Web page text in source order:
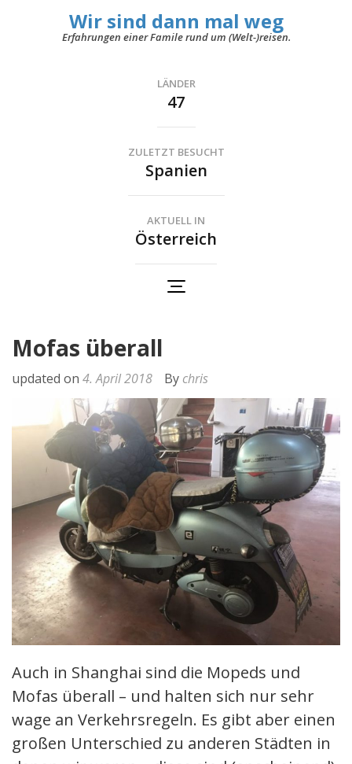
Wir sind dann mal weg
Erfahrungen einer Famile rund um (Welt-)reisen.
LÄNDER
47
ZULETZT BESUCHT
Spanien
AKTUELL IN
Österreich
Mofas überall
updated on 4. April 2018 By chris
Auch in Shanghai sind die Mopeds und
Mofas überall – und halten sich nur sehr
wage an Verkehrsregeln. Es gibt aber einen
großen Unterschied zu anderen Städten in